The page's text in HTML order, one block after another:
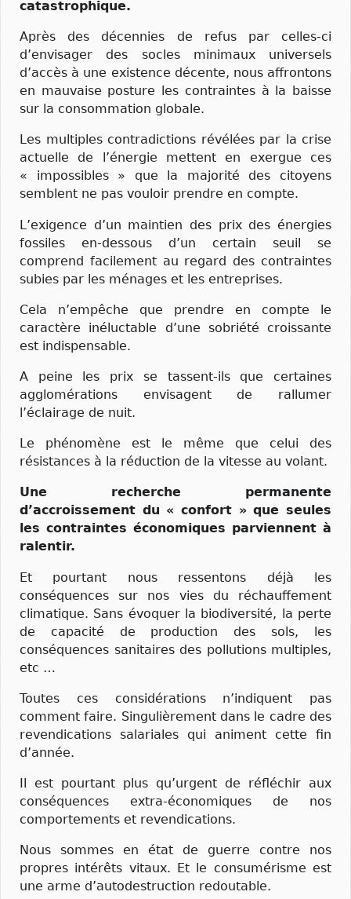
catastrophique.
Après des décennies de refus par celles-ci
d’envisager des socles minimaux universels
d’accès à une existence décente, nous affrontons
en mauvaise posture les contraintes à la baisse
sur la consommation globale.
Les multiples contradictions révélées par la crise
actuelle de l’énergie mettent en exergue ces
« impossibles » que la majorité des citoyens
semblent ne pas vouloir prendre en compte.
L’exigence d’un maintien des prix des énergies
fossiles en-dessous d’un certain seuil se
comprend facilement au regard des contraintes
subies par les ménages et les entreprises.
Cela n’empêche que prendre en compte le
caractère inéluctable d’une sobriété croissante
est indispensable.
A peine les prix se tassent-ils que certaines
agglomérations envisagent de rallumer
l’éclairage de nuit.
Le phénomène est le même que celui des
résistances à la réduction de la vitesse au volant.
Une recherche permanente
d’accroissement du « confort » que seules
les contraintes économiques parviennent à
ralentir.
Et pourtant nous ressentons déjà les
conséquences sur nos vies du réchauffement
climatique. Sans évoquer la biodiversité, la perte
de capacité de production des sols, les
conséquences sanitaires des pollutions multiples,
etc …
Toutes ces considérations n’indiquent pas
comment faire. Singulièrement dans le cadre des
revendications salariales qui animent cette fin
d’année.
Il est pourtant plus qu’urgent de réfléchir aux
conséquences extra-économiques de nos
comportements et revendications.
Nous sommes en état de guerre contre nos
propres intérêts vitaux. Et le consumérisme est
une arme d’autodestruction redoutable.